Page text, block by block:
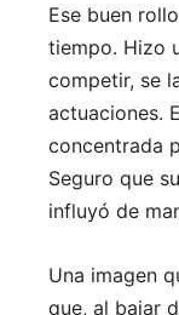
Ese buen
tiempo. Hizo
competir, se
actuaciones.
concentrada
Seguro que
influyó de
Una imagen
que, al bajar